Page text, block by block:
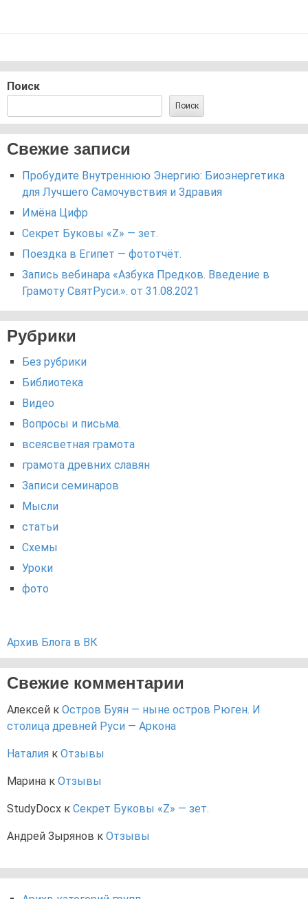
Поиск
Поиск
Свежие записи
Пробудите Внутреннюю Энергию: Биоэнергетика
для Лучшего Самочувствия и Здравия
Имёна Цифр
Секрет Буковы «Z» — зет.
Поездка в Египет — фототчёт.
Запись вебинара «Азбука Предков. Введение в
Грамоту СвятРуси.». от 31.08.2021
Рубрики
Без рубрики
Библиотека
Видео
Вопросы и письма.
всеясветная грамота
грамота древних славян
Записи семинаров
Мысли
статьи
Схемы
Уроки
фото
Архив Блога в ВК
Свежие комментарии
Алексей к Остров Буян — ныне остров Рюген. И
столица древней Руси — Аркона
Наталия к Отзывы
Марина к Отзывы
StudyDocx к Секрет Буковы «Z» — зет.
Андрей Зырянов к Отзывы